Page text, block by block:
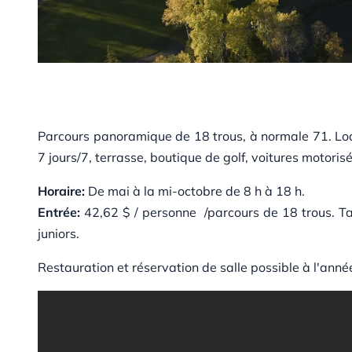
Parcours panoramique de 18 trous, à normale 71.
7 jours/7, terrasse, boutique de golf, voitures
Horaire: De mai à la mi-octobre de 8 h à 18 h.
Entrée: 42,62 $ / personne /parcours de 18 trous.
juniors.
Restauration et réservation de salle possible à